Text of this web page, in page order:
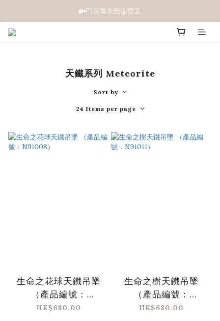
🏡門市每天照常營業
天鐵系列 Meteorite
Sort by
24 Items per page
生命之花球天鐵吊墜
（產品編號：
N91008）
HK$680.00
生命之樹天鐵吊墜
（產品編號：
N91011）
HK$680.00